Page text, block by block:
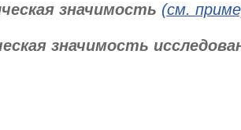
значимость (см.
значимость